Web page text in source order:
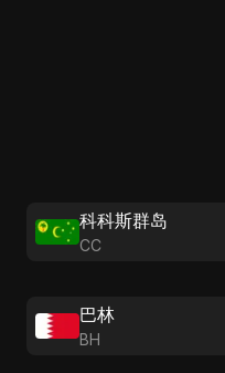
科科斯群岛
CC
巴林
BH